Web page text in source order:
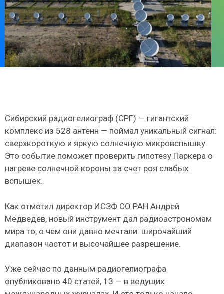
Сибирский радиогелиограф (СРГ) — гигантский
комплекс из 528 антенн — поймал уникальный сигнал:
сверхкороткую и яркую солнечную микровспышку.
Это событие поможет проверить гипотезу Паркера о
нагреве солнечной короны за счет роя слабых
вспышек.
Как отметил директор ИСЗФ СО РАН Андрей
Медведев, новый инструмент дал радиоастрономам
мира то, о чем они давно мечтали: широчайший
диапазон частот и высочайшее разрешение.
Уже сейчас по данным радиогелиографа
опубликовано 40 статей, 13 — в ведущих